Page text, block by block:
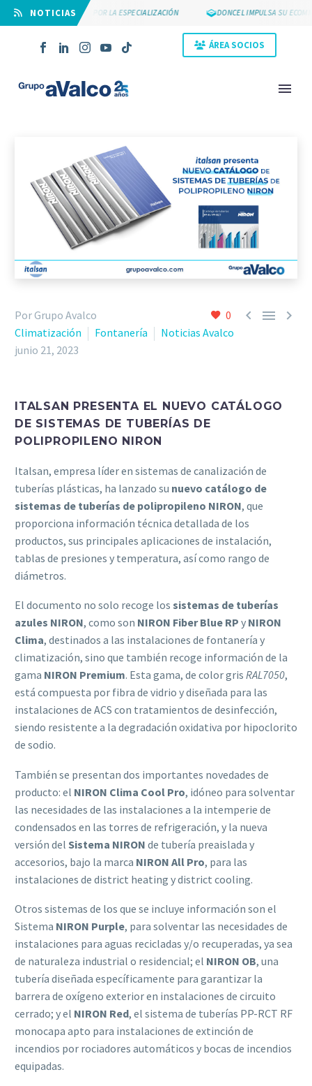
⠀NOTICIAS
SUYCAL 2000 APUESTA POR LA ESPECIALIZACIÓN DONCEL IMPULSA SU
ÁREA SOCIOS
0   
Por Grupo Avalco
Climatización
Fontanería
Noticias Avalco
junio 21, 2023
ITALSAN PRESENTA EL NUEVO CATÁLOGO
DE SISTEMAS DE TUBERÍAS DE
POLIPROPILENO NIRON
Italsan, empresa líder en sistemas de canalización de
tuberías plásticas, ha lanzado su nuevo catálogo de
sistemas de tuberías de polipropileno NIRON, que
proporciona información técnica detallada de los
productos, sus principales aplicaciones de instalación,
tablas de presiones y temperatura, así como rango de
diámetros.
El documento no solo recoge los sistemas de tuberías
azules NIRON, como son NIRON Fiber Blue RP y NIRON
Clima, destinados a las instalaciones de fontanería y
climatización, sino que también recoge información de la
gama NIRON Premium. Esta gama, de color gris RAL7050,
está compuesta por fibra de vidrio y diseñada para las
instalaciones de ACS con tratamientos de desinfección,
siendo resistente a la degradación oxidativa por hipoclorito
de sodio.
También se presentan dos importantes novedades de
producto: el NIRON Clima Cool Pro, idóneo para solventar
las necesidades de las instalaciones a la intemperie de
condensados en las torres de refrigeración, y la nueva
versión del Sistema NIRON de tubería preaislada y
accesorios, bajo la marca NIRON All Pro, para las
instalaciones de district heating y district cooling.
Otros sistemas de los que se incluye información son el
Sistema NIRON Purple, para solventar las necesidades de
instalaciones para aguas recicladas y/o recuperadas, ya sea
de naturaleza industrial o residencial; el NIRON OB, una
tubería diseñada específicamente para garantizar la
barrera de oxígeno exterior en instalaciones de circuito
cerrado; y el NIRON Red, el sistema de tuberías PP-RCT RF
monocapa apto para instalaciones de extinción de
incendios por rociadores automáticos y bocas de incendios
equipadas.